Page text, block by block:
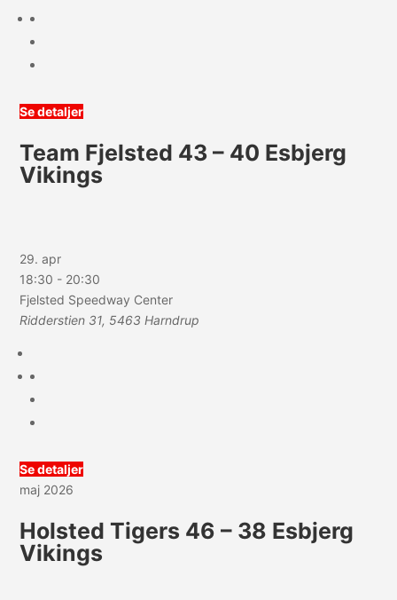
Se detaljer
Team Fjelsted 43 – 40 Esbjerg
Vikings
29. apr
18:30 - 20:30
Fjelsted Speedway Center
Ridderstien 31, 5463 Harndrup
Se detaljer
maj 2026
Holsted Tigers 46 – 38 Esbjerg
Vikings